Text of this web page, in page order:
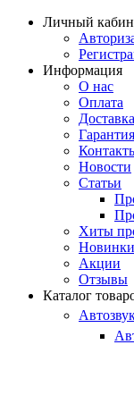
Личный
Информация
О нас
Оплата
Доставка
Гарантия
Новости
Статьи
Хиты
Новинки
Акции
Отзывы
Каталог